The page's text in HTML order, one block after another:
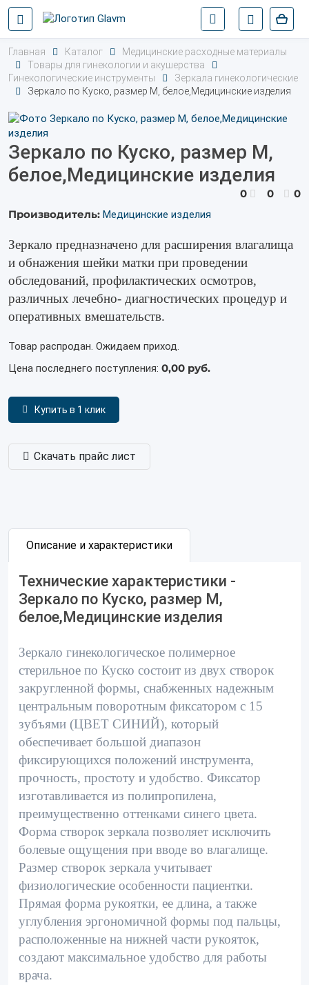
Главная Каталог
Медицинские расходные материалы
Товары для гинекологии и акушерства
Гинекологические инструменты
Зеркала гинекологические
Зеркало по Куско, размер М, белое,Медицинские изделия
Зеркало по Куско, размер М,
белое,Медицинские изделия
0 0
0
Производитель: Медицинские изделия
Зеркало предназначено для расширения влагалища
и обнажения шейки матки при проведении
обследований, профилактических осмотров,
различных лечебно- диагностических процедур и
оперативных вмешательств.
Товар распродан. Ожидаем приход.
Цена последнего поступления: 0,00 руб.
Купить в 1 клик
Скачать прайс лист
Описание и характеристики
Технические характеристики -
Зеркало по Куско, размер М,
белое,Медицинские изделия
Зеркало гинекологическое полимерное
стерильное по Куско состоит из двух створок
закругленной формы, снабженных надежным
центральным поворотным фиксатором с 15
зубъями (ЦВЕТ СИНИЙ), который
обеспечивает большой диапазон
фиксирующихся положений инструмента,
прочность, простоту и удобство. Фиксатор
изготавливается из полипропилена,
преимущественно оттенками синего цвета.
Форма створок зеркала позволяет исключить
болевые ощущения при вводе во влагалище.
Размер створок зеркала учитывает
физиологические особенности пациентки.
Прямая форма рукоятки, ее длина, а также
углубления эргономичной формы под пальцы,
расположенные на нижней части рукояток,
создают максимальное удобство для работы
врача.